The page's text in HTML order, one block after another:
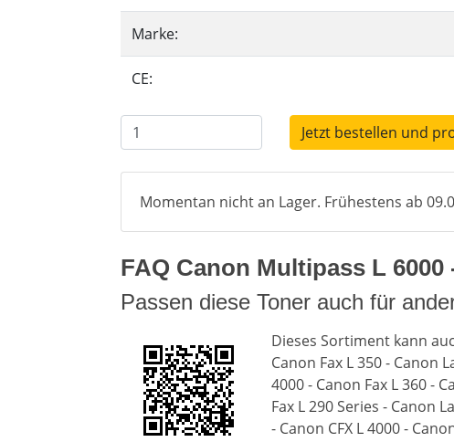
Marke:
CE:
Jetzt bestellen und
Momentan nicht an Lager. Frühestens ab
FAQ Canon Multipass L
Passen diese Toner auch für
Dieses Sortiment kann
Canon Fax L 350 - Canon
4000 - Canon Fax L 360 -
Fax L 290 Series - Canon
- Canon CFX L 4000 -